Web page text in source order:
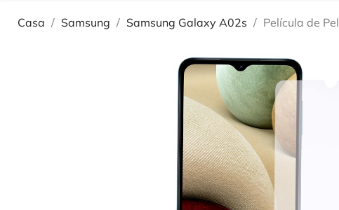
Casa Samsung Samsung Galaxy A02s Película de